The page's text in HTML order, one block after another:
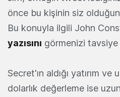
önce bu kişinin siz
Bu konuyla ilgili John
yazısını görmenizi tavsiye
Secret'ın aldığı yatırım ve
dolarlık değerleme ise